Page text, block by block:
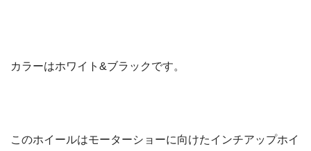
カラーはホワイト&ブラックです。
このホイールはモーターショーに向けたインチアップホイ